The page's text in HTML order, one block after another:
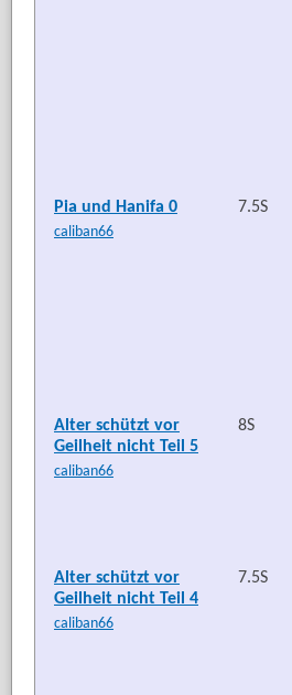
Pia und Hanifa 0
caliban66
7.5S
Alter schützt vor
Geilheit nicht Teil 5
caliban66
8S
Alter schützt vor
Geilheit nicht Teil 4
caliban66
7.5S